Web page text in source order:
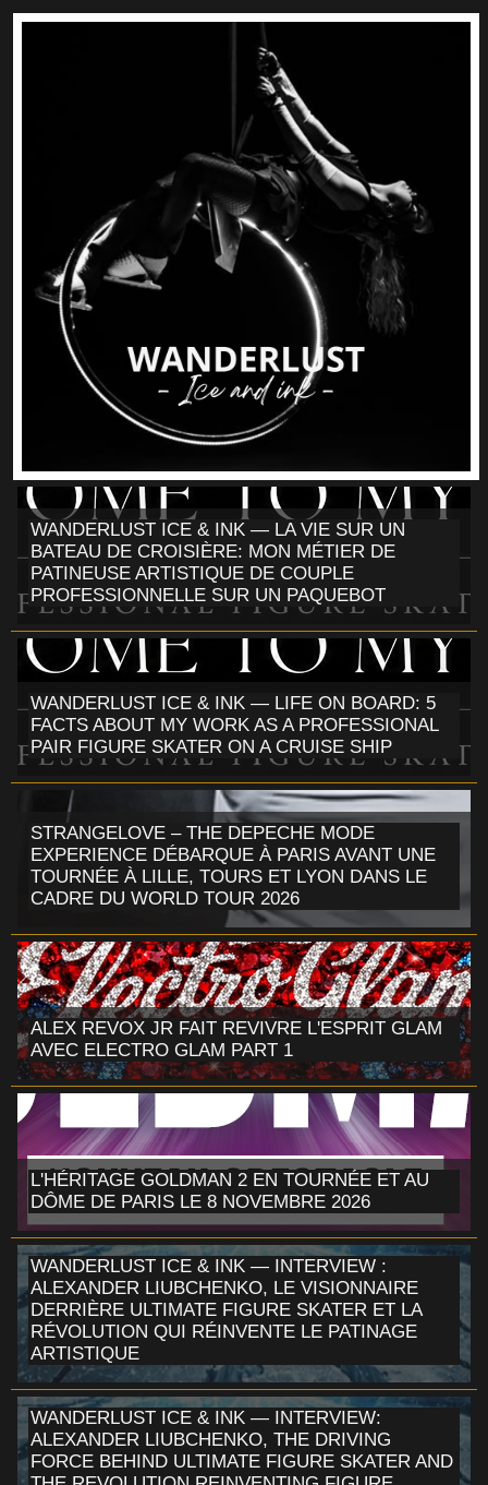
WANDERLUST ICE & INK — LA VIE SUR UN
BATEAU DE CROISIÈRE: MON MÉTIER DE
PATINEUSE ARTISTIQUE DE COUPLE
PROFESSIONNELLE SUR UN PAQUEBOT
WANDERLUST ICE & INK — LIFE ON BOARD: 5
FACTS ABOUT MY WORK AS A PROFESSIONAL
PAIR FIGURE SKATER ON A CRUISE SHIP
STRANGELOVE – THE DEPECHE MODE
EXPERIENCE DÉBARQUE À PARIS AVANT UNE
TOURNÉE À LILLE, TOURS ET LYON DANS LE
CADRE DU WORLD TOUR 2026
ALEX REVOX JR FAIT REVIVRE L'ESPRIT GLAM
AVEC ELECTRO GLAM PART 1
L'HÉRITAGE GOLDMAN 2 EN TOURNÉE ET AU
DÔME DE PARIS LE 8 NOVEMBRE 2026
WANDERLUST ICE & INK — INTERVIEW :
ALEXANDER LIUBCHENKO, LE VISIONNAIRE
DERRIÈRE ULTIMATE FIGURE SKATER ET LA
RÉVOLUTION QUI RÉINVENTE LE PATINAGE
ARTISTIQUE
WANDERLUST ICE & INK — INTERVIEW:
ALEXANDER LIUBCHENKO, THE DRIVING
FORCE BEHIND ULTIMATE FIGURE SKATER AND